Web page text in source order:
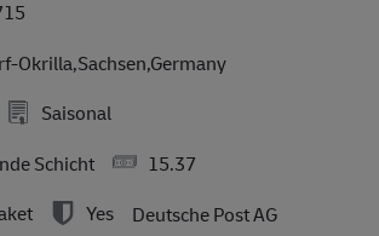
Okrilla,Sachsen,Germany
Saisonal
Schicht
15.37
Yes Deutsche Post AG